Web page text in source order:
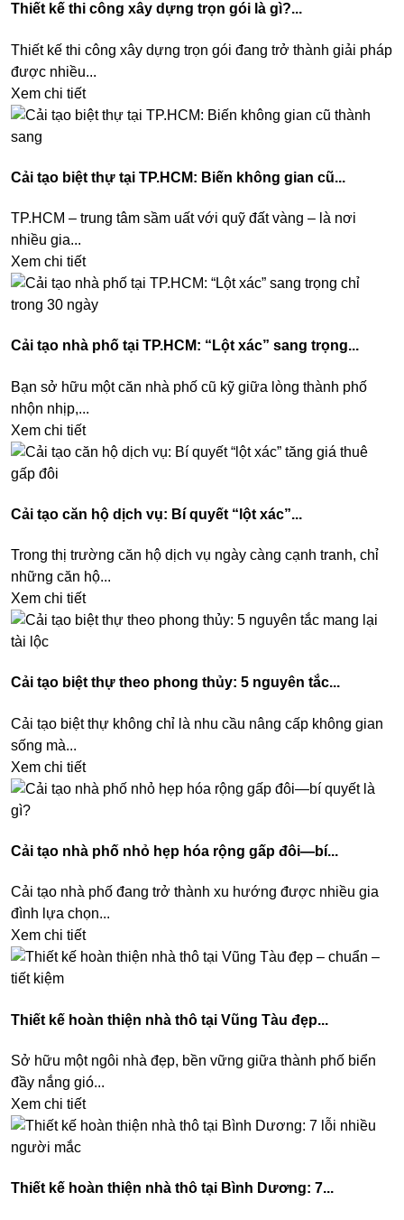
Thiết kế thi công xây dựng trọn gói là gì?...
Thiết kế thi công xây dựng trọn gói đang trở thành giải pháp
được nhiều...
Xem chi tiết
Cải tạo biệt thự tại TP.HCM: Biến không gian cũ...
TP.HCM – trung tâm sầm uất với quỹ đất vàng – là nơi
nhiều gia...
Xem chi tiết
Cải tạo nhà phố tại TP.HCM: “Lột xác” sang trọng...
Bạn sở hữu một căn nhà phố cũ kỹ giữa lòng thành phố
nhộn nhịp,...
Xem chi tiết
Cải tạo căn hộ dịch vụ: Bí quyết “lột xác”...
Trong thị trường căn hộ dịch vụ ngày càng cạnh tranh, chỉ
những căn hộ...
Xem chi tiết
Cải tạo biệt thự theo phong thủy: 5 nguyên tắc...
Cải tạo biệt thự không chỉ là nhu cầu nâng cấp không gian
sống mà...
Xem chi tiết
Cải tạo nhà phố nhỏ hẹp hóa rộng gấp đôi—bí...
Cải tạo nhà phố đang trở thành xu hướng được nhiều gia
đình lựa chọn...
Xem chi tiết
Thiết kế hoàn thiện nhà thô tại Vũng Tàu đẹp...
Sở hữu một ngôi nhà đẹp, bền vững giữa thành phố biển
đầy nắng gió...
Xem chi tiết
Thiết kế hoàn thiện nhà thô tại Bình Dương: 7...